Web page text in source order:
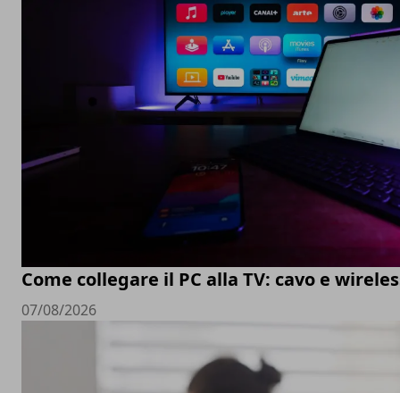
Come collegare il PC alla TV: cavo e
07/08/2026